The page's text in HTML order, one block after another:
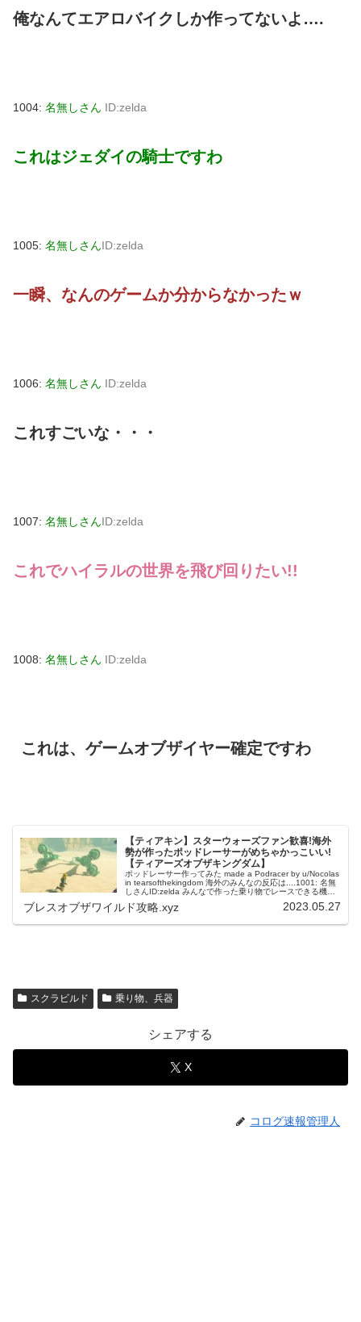
俺なんてエアロバイクしか作ってないよ….
1004: 名無しさん ID:zelda
これはジェダイの騎士ですわ
1005: 名無しさんID:zelda
一瞬、なんのゲームか分からなかったｗ
1006: 名無しさん ID:zelda
これすごいな・・・
1007: 名無しさんID:zelda
これでハイラルの世界を飛び回りたい!!
1008: 名無しさん ID:zelda
これは、ゲームオブザイヤー確定ですわ
【ティアキン】スターウォーズファン歓喜!海外
勢が作ったポッドレーサーがめちゃかっこいい!
【ティアーズオブザキングダム】
ポッドレーサー作ってみた made a Podracer by u/Nocolas
in tearsofthekingdom 海外のみんなの反応は....1001: 名無
しさんID:zelda みんなで作った乗り物でレースできる機能
ブレスオブザワイルド攻略.xyz 2023.05.27
スクラビルド 乗り物、兵器
シェアする
X
コログ速報管理人